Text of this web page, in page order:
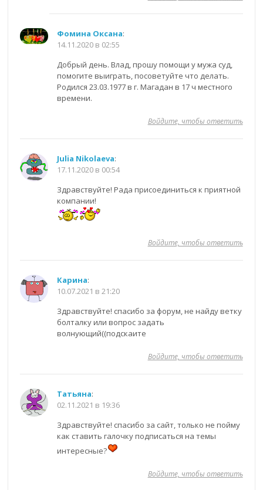
Фомина Оксана:
14.11.2020 в 02:55
Добрый день. Влад, прошу помощи у мужа суд,
помогите выиграть, посоветуйте что делать.
Родился 23.03.1977 в г. Магадан в 17 ч местного
времени.
Войдите, чтобы ответить
Julia Nikolaeva:
17.11.2020 в 00:54
Здравствуйте! Рада присоединиться к приятной
компании!
Войдите, чтобы ответить
Карина:
10.07.2021 в 21:20
Здравствуйте! спасибо за форум, не найду ветку
болталку или вопрос задать
волнующий((подскаите
Войдите, чтобы ответить
Татьяна:
02.11.2021 в 19:36
Здравствуйте! спасибо за сайт, только не пойму
как ставить галочку подписаться на темы
интересные?
Войдите, чтобы ответить